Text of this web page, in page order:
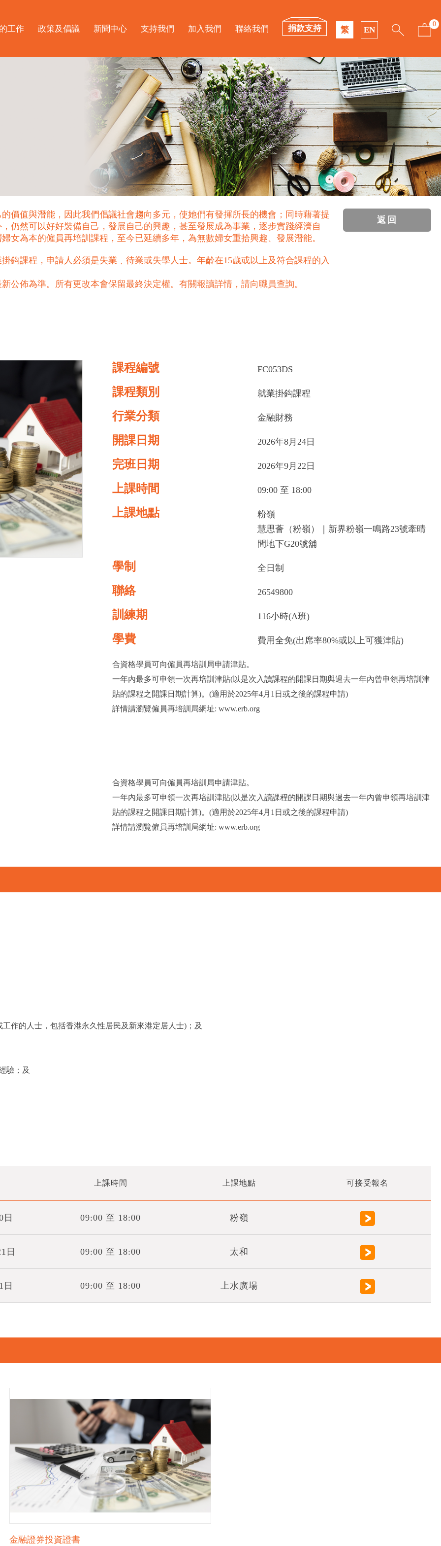
工作 政策及倡議 新聞中心 支持我們 加入我們 聯絡我們 捐款支持 繁 EN
0
價值與潛能，因此我們倡議社會趨向多元，使她們有發揮所長的機會；同時藉著提
仍然可以好好裝備自己，發展自己的興趣，甚至發展成為事業，逐步實踐經濟自
女為本的僱員再培訓課程，至今已延續多年，為無數婦女重拾興趣、發展潛能。
鈎課程，申請人必須是失業﹑待業或失學人士。年齡在15歲或以上及符合課程的入
公佈為準。所有更改本會保留最終決定權。有關報讀詳情，請向職員查詢。
返回
課程編號 FC053DS
課程類別 就業掛鈎課程
行業分類 金融財務
開課日期 2026年8月24日
完班日期 2026年9月22日
上課時間 09:00 至 18:00
上課地點
粉嶺
慧思薈（粉嶺）｜新界粉嶺一鳴路23號牽晴
間地下G20號舖
學制 全日制
聯絡 26549800
訓練期 116小時(A班)
學費 費用全免(出席率80%或以上可獲津貼)
合資格學員可向僱員再培訓局申請津貼。
一年內最多可申領一次再培訓津貼(以是次入讀課程的開課日期與過去一年內曾申領再培訓津
貼的課程之開課日期計算)。(適用於2025年4月1日或之後的課程申請)
詳情請瀏覽僱員再培訓局網址: www.erb.org
合資格學員可向僱員再培訓局申請津貼。
一年內最多可申領一次再培訓津貼(以是次入讀課程的開課日期與過去一年內曾申領再培訓津
貼的課程之開課日期計算)。(適用於2025年4月1日或之後的課程申請)
詳情請瀏覽僱員再培訓局網址: www.erb.org
作的人士，包括香港永久性居民及新來港定居人士)；及
驗；及
上課時間 上課地點 可接受報名
日 09:00 至 18:00 粉嶺
日 09:00 至 18:00 太和
日 09:00 至 18:00 上水廣場
金融證券投資證書